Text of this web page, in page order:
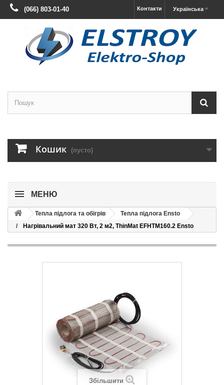
Українська
Контакти
(066) 803-01-40
Кошик (пусто)
МЕНЮ
Тепла підлога та обігрів
Тепла підлога Ensto
Нагрівальний мат 320 Вт, 2 м2, ThinMat EFHTM160.2 Ensto
Збільшити